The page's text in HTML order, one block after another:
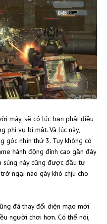
máy, sẽ có lúc bạn phải điều
phi vụ bí mật. Và lúc này,
góc nhìn thứ 3. Tuy không có
hành động đỉnh cao gần đây
súng này cũng được đầu tư
ngại nào gây khó chịu cho
đã thay đổi diện mạo mới
người chơi hơn. Có thể nói,